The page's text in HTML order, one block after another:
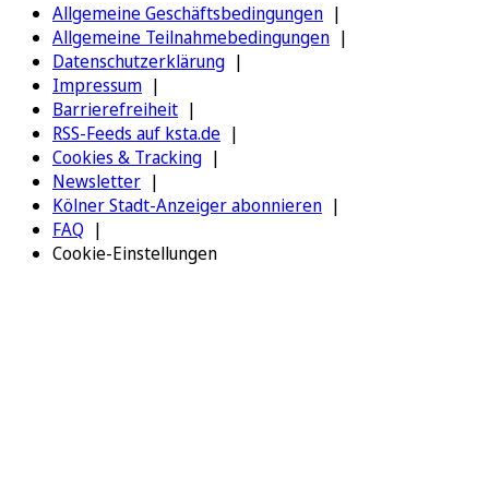
Allgemeine Geschäftsbedingungen
Allgemeine Teilnahmebedingungen
Datenschutzerklärung
Impressum
Barrierefreiheit
RSS-Feeds auf ksta.de
Cookies & Tracking
Newsletter
Kölner Stadt-Anzeiger abonnieren
FAQ
Cookie-Einstellungen